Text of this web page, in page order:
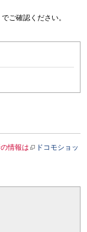
でご確認ください。
情報は
ドコモショッ